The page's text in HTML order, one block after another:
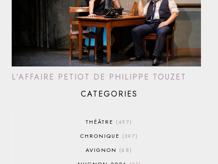
L'AFFAIRE PETIOT DE PHILIPPE TOUZET
CATEGORIES
THÉÂTRE
497
CHRONIQUE
397
AVIGNON
68